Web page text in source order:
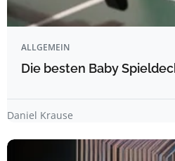
ALLGEMEIN
Die besten Baby
Daniel Krause